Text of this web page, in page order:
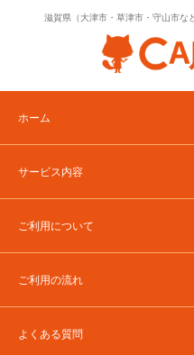
滋賀県（大津市・草津市・守山市な
ホーム
サービス内容
ご利用について
ご利用の流れ
よくある質問